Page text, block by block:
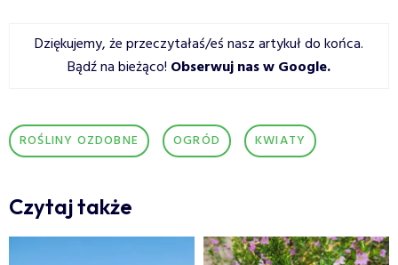
Dziękujemy, że przeczytałaś/eś nasz artykuł do końca.
Bądź na bieżąco! Obserwuj nas w Google.
ROŚLINY OZDOBNE OGRÓD KWIATY
Czytaj także